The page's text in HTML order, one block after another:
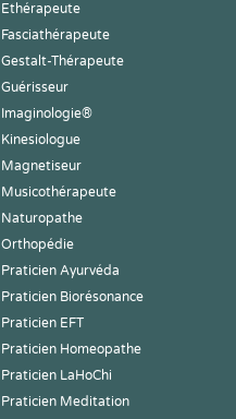
Ethérapeute
Fasciathérapeute
Gestalt-Thérapeute
Guérisseur
Imaginologie®
Kinesiologue
Magnetiseur
Musicothérapeute
Naturopathe
Orthopédie
Praticien Ayurvéda
Praticien Biorésonance
Praticien EFT
Praticien Homeopathe
Praticien LaHoChi
Praticien Meditation